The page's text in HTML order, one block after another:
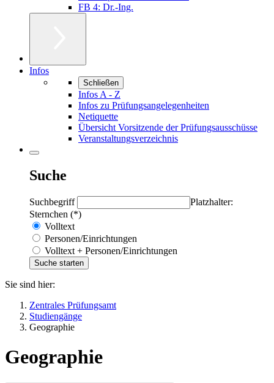
FB 4: Dr.-Ing.
Infos
Schließen
Infos A - Z
Infos zu Prüfungsangelegenheiten
Netiquette
Übersicht Vorsitzende der Prüfungsausschüsse
Veranstaltungsverzeichnis
Suche
Suchbegriff
Platzhalter:
Sternchen (*)
Volltext
Personen/Einrichtungen
Volltext + Personen/Einrichtungen
Sie sind hier:
Zentrales Prüfungsamt
Studiengänge
Geographie
Geographie